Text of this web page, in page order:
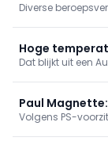
Grondwettelijk
Diverse
Hoge
opnames bij
Dat blijkt uit een
Paul
overgelaten"
Volgens PS-